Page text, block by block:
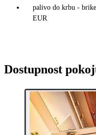
palivo do krbu -
EUR
Dostupnost